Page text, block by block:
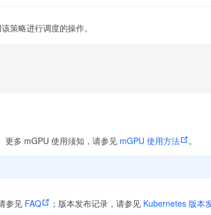
策略进行调度的操作。
更多 mGPU 使用须知，请参见 mGPU 使用方法 。
参见 FAQ ；版本发布记录，请参见 Kubernetes 版本